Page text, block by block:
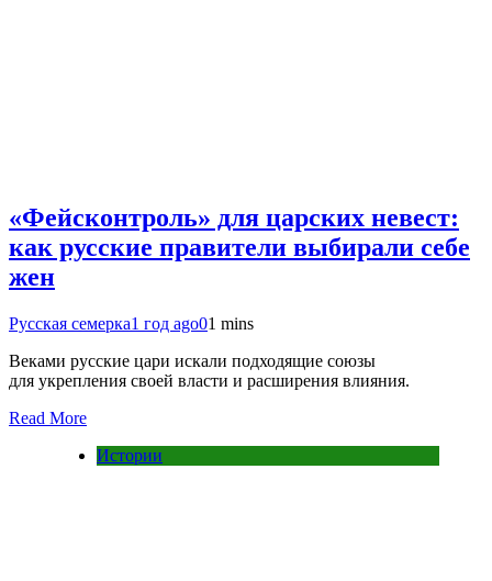
«Фейсконтроль» для царских невест:
как русские правители выбирали себе
жен
Русская семерка1 год ago01 mins
Веками русские цари искали подходящие союзы
для укрепления своей власти и расширения влияния.
Read More
Истории